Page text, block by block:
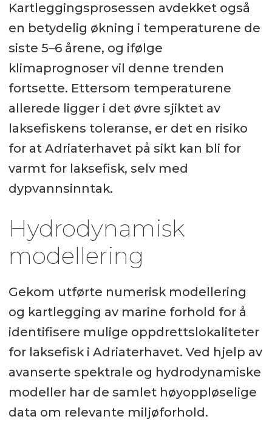
Kartleggingsprosessen avdekket også
en betydelig økning i temperaturene de
siste 5–6 årene, og ifølge
klimaprognoser vil denne trenden
fortsette. Ettersom temperaturene
allerede ligger i det øvre sjiktet av
laksefiskens toleranse, er det en risiko
for at Adriaterhavet på sikt kan bli for
varmt for laksefisk, selv med
dypvannsinntak.
Hydrodynamisk
modellering
Gekom utførte numerisk modellering
og kartlegging av marine forhold for å
identifisere mulige oppdrettslokaliteter
for laksefisk i Adriaterhavet. Ved hjelp av
avanserte spektrale og hydrodynamiske
modeller har de samlet høyoppløselige
data om relevante miljøforhold.